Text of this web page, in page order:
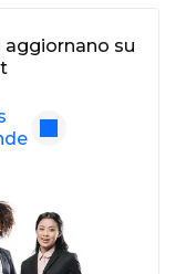
aggiornano su